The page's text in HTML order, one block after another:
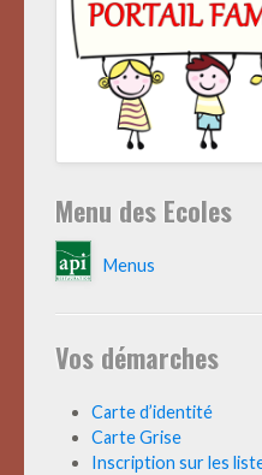
Menu des Ecoles
Menus
Vos démarches
Carte d’identité
Carte Grise
Inscription sur les